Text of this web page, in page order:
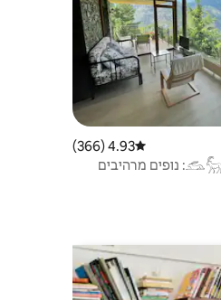
דירוג ממוצע של 4.93 מתוך 5, 366 ביקורות
4.93 (366)
‎𓃹𓃵‎ Summit Lookout: נופים מרהיבים